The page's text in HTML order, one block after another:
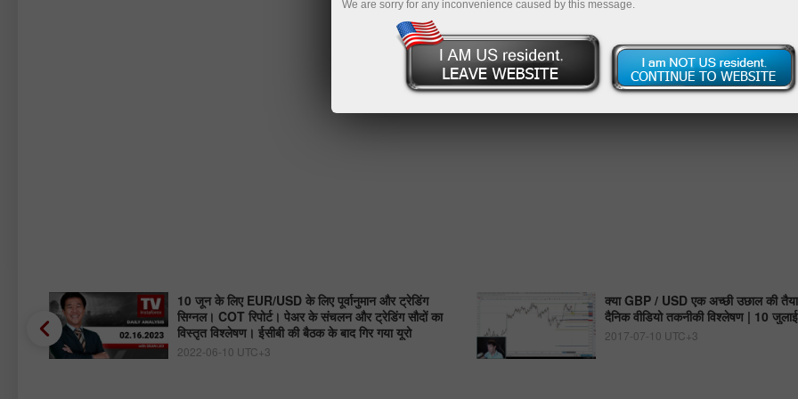
10 जून के लिए EUR/USD के लिए पूर्वानुमान और ट्रेडिंग
सिग्नल। COT रिपोर्ट। पेअर के संचलन और ट्रेडिंग सौदों का
विस्तृत विश्लेषण। ईसीबी की बैठक के बाद गिर गया यूरो
2022-06-10 UTC+3
क्या GBP / USD एक अच्छी उछाल की
दैनिक वीडियो तकनीकी विश्लेषण | 10
2017-07-10 UTC+3
We are sorry for any inconvenience caused by this message.